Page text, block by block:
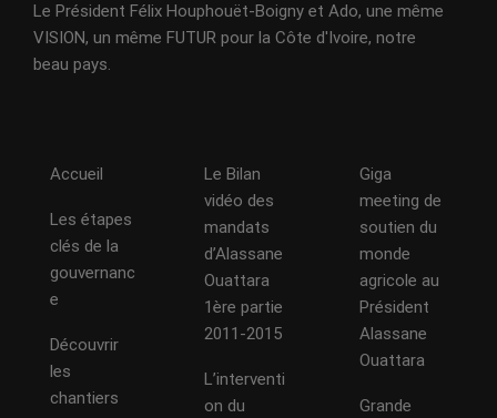
Le Président Félix Houphouët-Boigny et Ado, une même
VISION, un même FUTUR pour la Côte d'Ivoire, notre
beau pays.
Accueil
Les étapes
clés de la
gouvernanc
e
Découvrir
les
chantiers
Le Bilan
vidéo des
mandats
d’Alassane
Ouattara
1ère partie
2011-2015
L’interventi
on du
Giga
meeting de
soutien du
monde
agricole au
Président
Alassane
Ouattara
Grande